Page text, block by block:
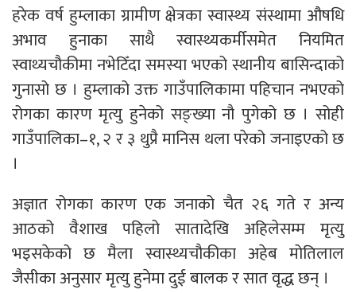
हरेक वर्ष हुम्लाका ग्रामीण क्षेत्रका स्वास्थ्य संस्थामा औषधि
अभाव हुनाका साथै स्वास्थ्यकर्मीसमेत नियमित
स्वाथ्यचौकीमा नभेटिँदा समस्या भएको स्थानीय बासिन्दाको
गुनासो छ । हुम्लाको उक्त गाउँपालिकामा पहिचान नभएको
रोगका कारण मृत्यु हुनेको सङ्ख्या नौ पुगेको छ । सोही
गाउँपालिका–१, २ र ३ थुप्रै मानिस थला परेको जनाइएको छ
।
अज्ञात रोगका कारण एक जनाको चैत २६ गते र अन्य
आठको वैशाख पहिलो सातादेखि अहिलेसम्म मृत्यु
भइसकेको छ मैला स्वास्थ्यचौकीका अहेब मोतिलाल
जैसीका अनुसार मृत्यु हुनेमा दुई बालक र सात वृद्ध छन् ।